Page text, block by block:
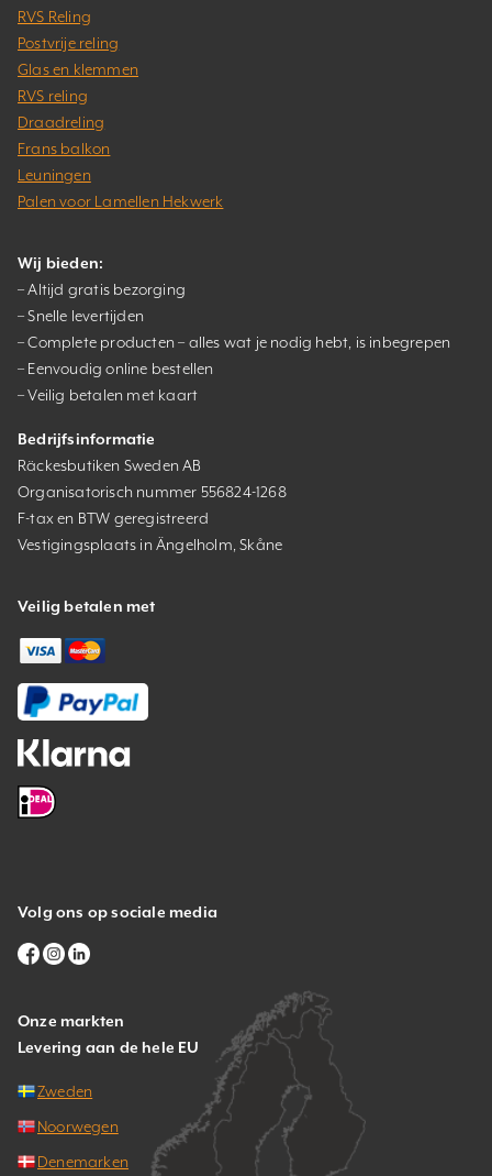
RVS Reling
Postvrije reling
Glas en klemmen
RVS reling
Draadreling
Frans balkon
Leuningen
Palen voor Lamellen Hekwerk
Wij bieden:
– Altijd gratis bezorging
– Snelle levertijden
– Complete producten – alles wat je nodig hebt, is inbegrepen
– Eenvoudig online bestellen
– Veilig betalen met kaart
Bedrijfsinformatie
Räckesbutiken Sweden AB
Organisatorisch nummer 556824-1268
F-tax en BTW geregistreerd
Vestigingsplaats in Ängelholm, Skåne
Veilig betalen met
Volg ons op sociale media
Onze markten
Levering aan de hele EU
Zweden
Noorwegen
Denemarken